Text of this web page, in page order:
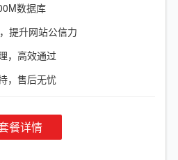
数据库
提升网站公信力
，高效通过
，售后无忧
餐详情